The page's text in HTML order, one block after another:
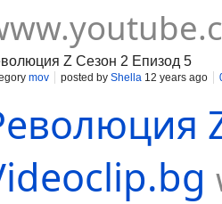
Z Сезон 2 Епизод 5
mov posted by Shella 12 years ago